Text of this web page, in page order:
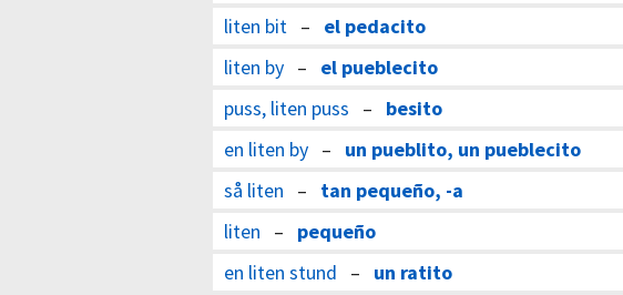
liten bit – el pedacito
liten by – el pueblecito
puss, liten puss – besito
en liten by – un pueblito, un pueblecito
så liten – tan pequeño, -a
liten – pequeño
en liten stund – un ratito